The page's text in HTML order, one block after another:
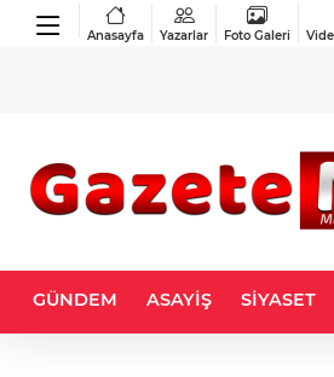
Anasayfa Yazarlar Foto Galeri
GÜNDEM ASAYİŞ SİYASET